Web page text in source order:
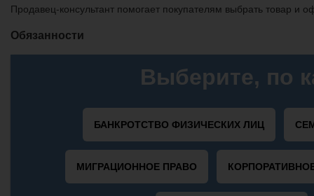
Продавец-консультант помогает покупателям выбрать товар и
Обязанности